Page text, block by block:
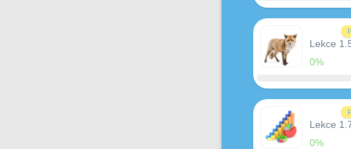
Lekce
0%
Lekce
0%